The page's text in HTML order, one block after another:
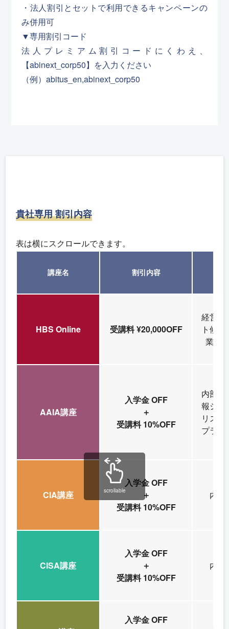
・法人割引とセットで利用できるキャンペーンの
み併用可
▼専用割引コード
法人プレミアム割引コードにくわえ、
【abinext_corp50】を入力ください
（例）abitus_en,abinext_corp50
貴社専用 割引内容
表は横にスクロールできます。
講座名 割引内容
HBS Online 受講料 ¥20,000OFF
経営・
ト候
業部
AAIA講座
入学金 OFF
＋
受講料 10%OFF
内部監
報シス
リス
プライ
CIA講座
入学金 OFF
＋
受講料 10%OFF
内部
CISA講座
入学金 OFF
＋
受講料 10%OFF
内部
入学金 OFF
scrollable